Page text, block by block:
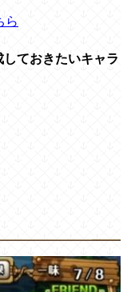
ら
ておきたいキャラ